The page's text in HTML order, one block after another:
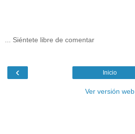
... Siéntete libre de comentar
‹ Inicio
Ver versión web